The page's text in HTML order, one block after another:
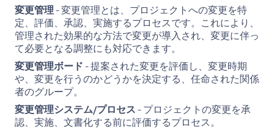
変更管理- 変更管理とは、プロジェクトへの変更を特
定、評価、承認、実施するプロセスです。これにより、
管理された効果的な方法で変更が導入され、変更に伴っ
て必要となる調整にも対応できます。
変更管理ボード- 提案された変更を評価し、変更時期
や、変更を行うのかどうかを決定する、任命された関係
者のグループ。
変更管理システム/プロセス- プロジェクトの変更を承
認、実施、文書化する前に評価するプロセス。